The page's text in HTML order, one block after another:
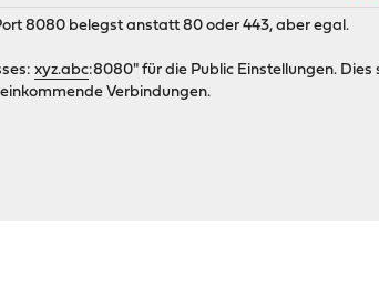
8080 belegst anstatt 80 oder 443, aber egal.
xyz.abc:8080" für die Public Einstellungen.
Verbindungen.